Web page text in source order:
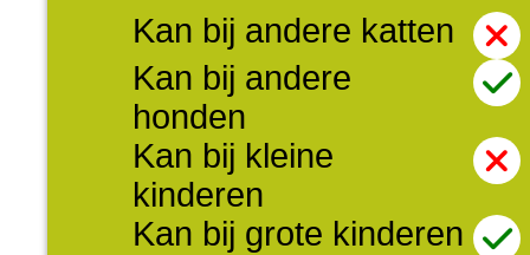
Kan bij andere katten
Kan bij andere
honden
Kan bij kleine
kinderen
Kan bij grote kinderen